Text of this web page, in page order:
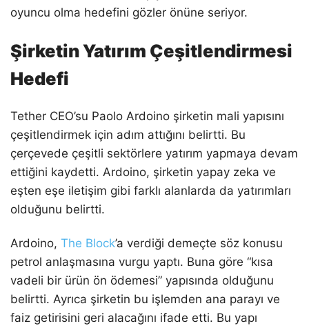
oyuncu olma hedefini gözler önüne seriyor.
Şirketin Yatırım Çeşitlendirmesi
Hedefi
Tether CEO’su Paolo Ardoino şirketin mali yapısını
çeşitlendirmek için adım attığını belirtti. Bu
çerçevede çeşitli sektörlere yatırım yapmaya devam
ettiğini kaydetti. Ardoino, şirketin yapay zeka ve
eşten eşe iletişim gibi farklı alanlarda da yatırımları
olduğunu belirtti.
Ardoino, The Block’a verdiği demeçte söz konusu
petrol anlaşmasına vurgu yaptı. Buna göre “kısa
vadeli bir ürün ön ödemesi” yapısında olduğunu
belirtti. Ayrıca şirketin bu işlemden ana parayı ve
faiz getirisini geri alacağını ifade etti. Bu yapı